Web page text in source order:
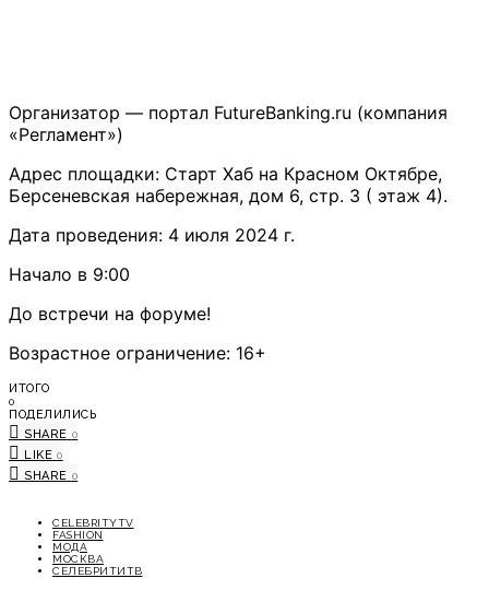
Организатор — портал FutureBanking.ru (компания
«Регламент»)
Адрес площадки: Старт Хаб на Красном Октябре,
Берсеневская набережная, дом 6, стр. 3 ( этаж 4).
Дата проведения: 4 июля 2024 г.
Начало в 9:00
До встречи на форуме!
Возрастное ограничение: 16+
ИТОГО
0
ПОДЕЛИЛИСЬ
SHARE 0
LIKE 0
SHARE 0
CELEBRITYTV
FASHION
МОДА
МОСКВА
СЕЛЕБРИТИТВ